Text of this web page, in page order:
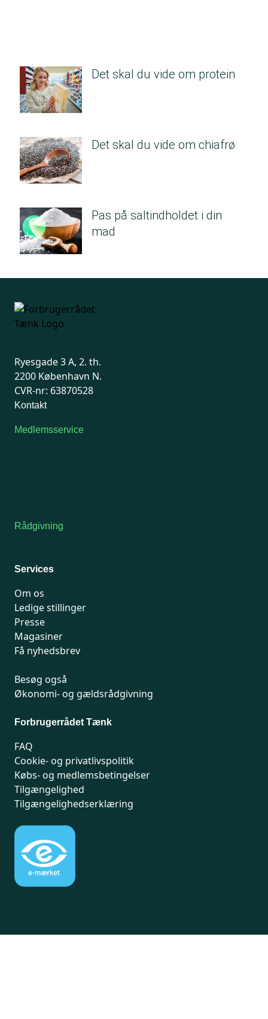
Det skal du vide om protein
Det skal du vide om chiafrø
Pas på saltindholdet i din
mad
Ryesgade 3 A, 2. th.
2200 København N.
CVR-nr: 63870528
Kontakt
Medlemsservice
Rådgivning
Services
Om os
Ledige stillinger
Presse
Magasiner
Få nyhedsbrev
Besøg også
Økonomi- og gældsrådgivning
Forbrugerrådet Tænk
FAQ
Cookie- og privatlivspolitik
Købs- og medlemsbetingelser
Tilgængelighed
Tilgængelighedserklæring